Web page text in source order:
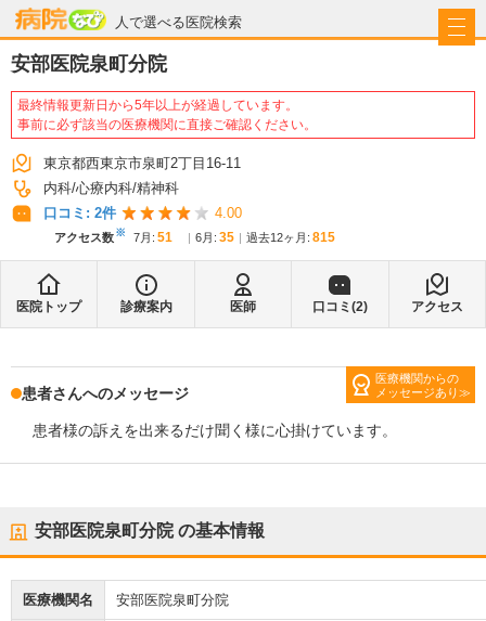
人で選べる医院検索
病院なび
安部医院泉町分院
最終情報更新日から5年以上が経過しています。
事前に必ず該当の医療機関に直接ご確認ください。
東京都西東京市泉町2丁目16-11
内科 心療内科 精神科
口コミ: 2件 4.00
アクセス数※ 7月 : 51 6月 : 35 過去12ヶ月: 815
医院トップ 診療案内 医師 口コミ(2) アクセス
医療機関からの
メッセージあり
患者さんへのメッセージ
患者様の訴えを出来るだけ聞く様に心掛けています。
安部医院泉町分院の基本情報
医療機関名 安部医院泉町分院